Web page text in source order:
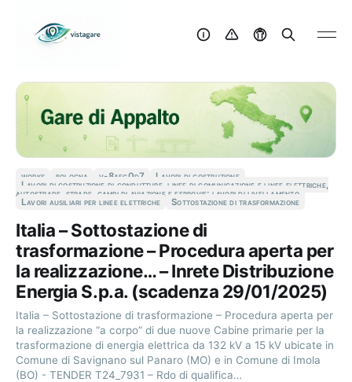
works bologna v-8aec0d7 Lavori di costruzione
Lavori di costruzione di condutture, linee di comunicazione e linee elettriche,
autostrade, strade, campi di aviazione e ferrovie; lavori di livellamento
Lavori ausiliari per linee elettriche Sottostazione di trasformazione
Italia – Sottostazione di
trasformazione – Procedura aperta per
la realizzazione… – Inrete Distribuzione
Energia S.p.a. (scadenza 29/01/2025)
Italia – Sottostazione di trasformazione – Procedura aperta per
la realizzazione “a corpo” di due nuove Cabine primarie per la
trasformazione di energia elettrica da 132 kV a 15 kV ubicate in
Comune di Savignano sul Panaro (MO) e in Comune di Imola
(BO) - TENDER T24_7931 – Rdo di qualifica…